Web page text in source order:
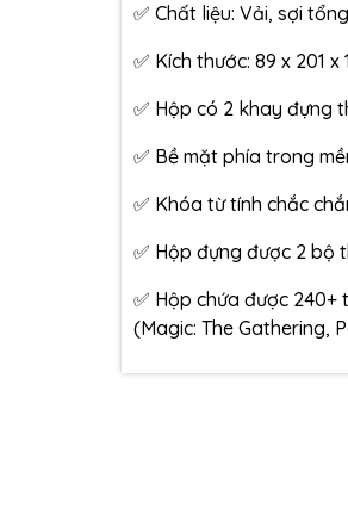
✅ Chất liệu: Vải, sợi
✅ Kích thước: 89 x 201 x
✅ Hộp có 2 khay đựng
✅ Bề mặt phía trong
✅ Khóa từ tính chắc
✅ Hộp đựng được 2 bộ
✅ Hộp chứa được 240+
(Magic: The Gathering,